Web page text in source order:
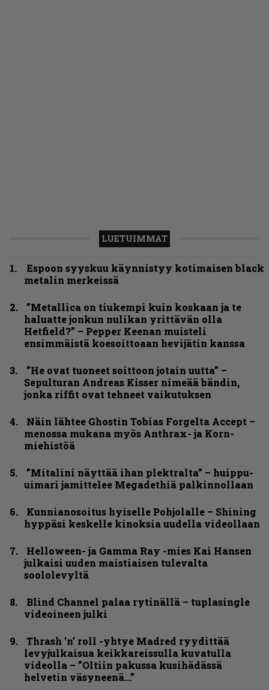
LUETUIMMAT
Espoon syyskuu käynnistyy kotimaisen black
metalin merkeissä
”Metallica on tiukempi kuin koskaan ja te
haluatte jonkun nulikan yrittävän olla
Hetfield?” – Pepper Keenan muisteli
ensimmäistä koesoittoaan hevijätin kanssa
”He ovat tuoneet soittoon jotain uutta” –
Sepulturan Andreas Kisser nimeää bändin,
jonka riffit ovat tehneet vaikutuksen
Näin lähtee Ghostin Tobias Forgelta Accept –
menossa mukana myös Anthrax- ja Korn-
miehistöä
”Mitalini näyttää ihan plektralta” – huippu-
uimari jamittelee Megadethiä palkinnollaan
Kunnianosoitus hyiselle Pohjolalle – Shining
hyppäsi keskelle kinoksia uudella videollaan
Helloween- ja Gamma Ray -mies Kai Hansen
julkaisi uuden maistiaisen tulevalta
soololevyltä
Blind Channel palaa rytinällä – tuplasingle
videoineen julki
Thrash ’n’ roll -yhtye Madred ryydittää
levyjulkaisua keikkareissulla kuvatulla
videolla – ”Oltiin pakussa kusihädässä
helvetin väsyneenä…”